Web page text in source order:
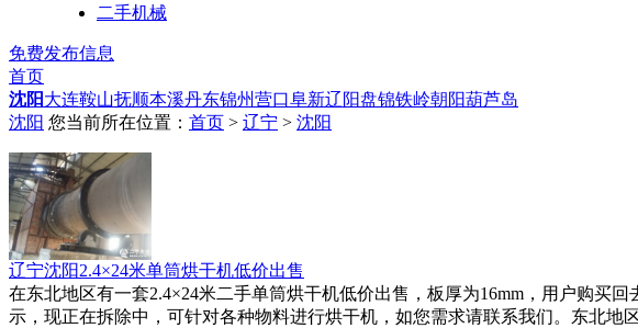
二手机械
免费发布信息
首页
沈阳大连鞍山抚顺本溪丹东锦州营口阜新辽阳盘锦铁岭朝阳葫芦岛
沈阳 您当前所在位置： 首页 > 辽宁 > 沈阳
辽宁沈阳2.4×24米单筒烘干机低价出售
在东北地区有一套2.4×24米二手单筒烘干机低价出售，板厚为16mm，用户购买
示，现正在拆除中，可针对各种物料进行烘干机，如您需求请联系我们。东北